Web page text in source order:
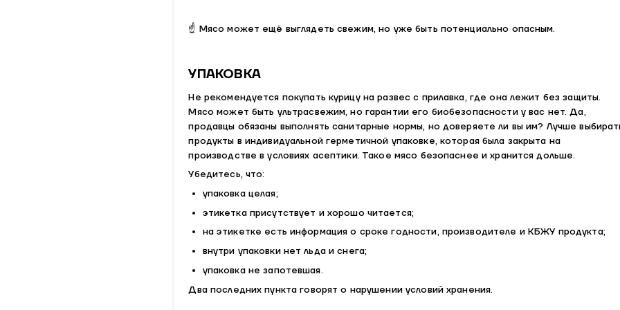
☝ Мясо может ещё выглядеть свежим, но уже быть потенциально опасным.
УПАКОВКА
Не рекомендуется покупать курицу на развес с прилавка, где она лежит без защиты.
Мясо может быть ультрасвежим, но гарантии его биобезопасности у вас нет. Да,
продавцы обязаны выполнять санитарные нормы, но доверяете ли вы им? Лучше
продукты в индивидуальной герметичной упаковке, которая была закрыта на
производстве в условиях асептики. Такое мясо безопаснее и хранится дольше.
Убедитесь, что:
упаковка целая;
этикетка присутствует и хорошо читается;
на этикетке есть информация о сроке годности, производителе и КБЖУ продукта;
внутри упаковки нет льда и снега;
упаковка не запотевшая.
Два последних пункта говорят о нарушении условий хранения.